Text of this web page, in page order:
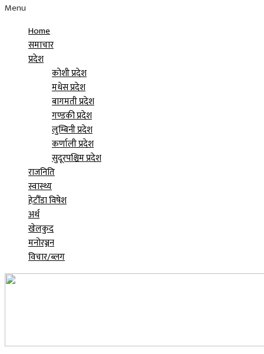
Menu
Home
समाचार
प्रदेश
कोशी प्रदेश
मधेस प्रदेश
बागमती प्रदेश
गण्डकी प्रदेश
लुम्बिनी प्रदेश
कर्णाली प्रदेश
सुदूरपश्चिम प्रदेश
राजनिति
स्वास्थ्य
हेटौँडा विषेश
अर्थ
खेलकुद
मनोरञ्जन
विचार/ब्लग